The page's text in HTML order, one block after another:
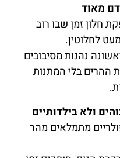
מאוד
חלון זמן שבו רוב
לחלוטין.
נהנות מסיבובים
ההרים בלי המתנות
ולא בילדותיים
מתמלאים מהר